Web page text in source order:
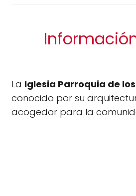
La Iglesia Parroquia de
conocido por su
acogedor para la